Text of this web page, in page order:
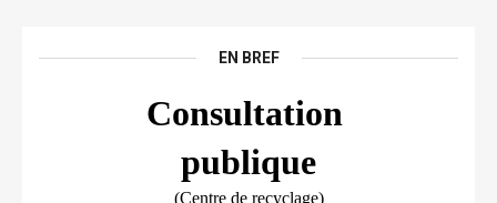
EN BREF
Consultation
publique
(Centre de recyclage)